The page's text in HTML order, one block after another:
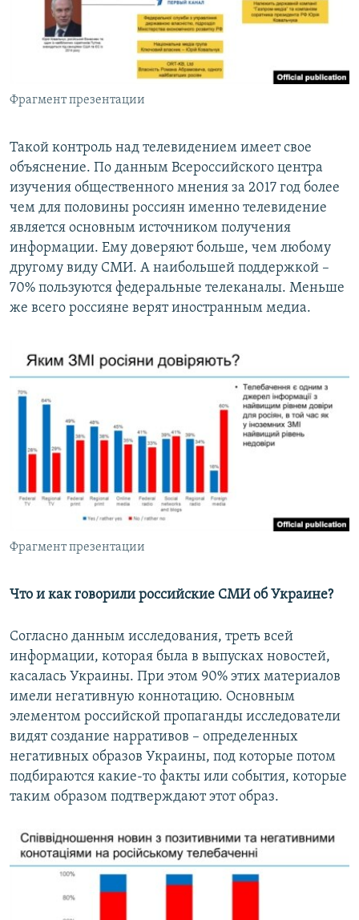
Фрагмент презентации
Такой контроль над телевидением имеет свое
объяснение. По данным Всероссийского центра
изучения общественного мнения за 2017 год более
чем для половины россиян именно телевидение
является основным источником получения
информации. Ему доверяют больше, чем любому
другому виду СМИ. А наибольшей поддержкой –
70% пользуются федеральные телеканалы. Меньше
же всего россияне верят иностранным медиа.
Фрагмент презентации
Что и как говорили российские СМИ об Украине?
Согласно данным исследования, треть всей
информации, которая была в выпусках новостей,
касалась Украины. При этом 90% этих материалов
имели негативную коннотацию. Основным
элементом российской пропаганды исследователи
видят создание нарративов – определенных
негативных образов Украины, под которые потом
подбираются какие-то факты или события, которые
таким образом подтверждают этот образ.